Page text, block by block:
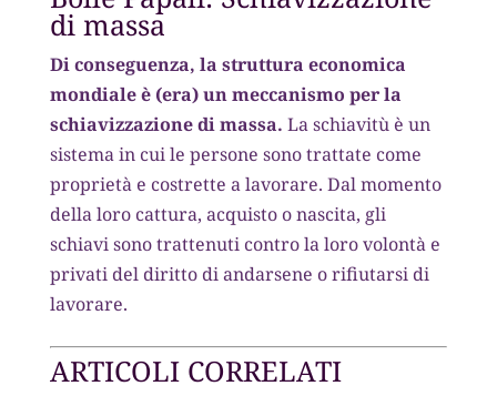
di massa
Di conseguenza, la struttura economica
mondiale è (era) un meccanismo per la
schiavizzazione di massa. La schiavitù è un
sistema in cui le persone sono trattate come
proprietà e costrette a lavorare. Dal momento
della loro cattura, acquisto o nascita, gli
schiavi sono trattenuti contro la loro volontà e
privati del diritto di andarsene o rifiutarsi di
lavorare.
ARTICOLI CORRELATI